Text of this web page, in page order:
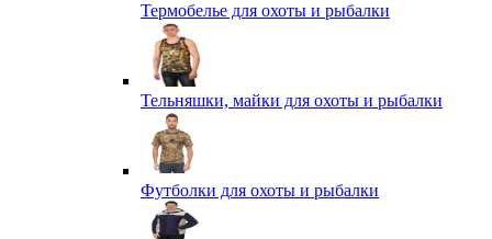
Термобелье для охоты и рыбалки
Тельняшки, майки для охоты и рыбалки
Футболки для охоты и рыбалки